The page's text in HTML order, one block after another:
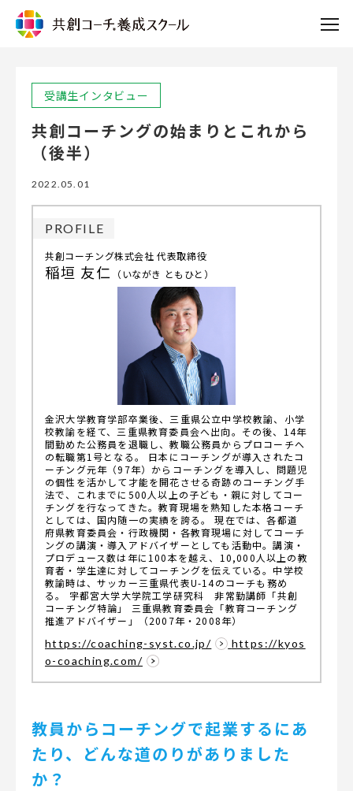
受講生インタビュー
共創コーチングの始まりとこれから
（後半）
2022.05.01
PROFILE
共創コーチング株式会社 代表取締役
稲垣 友仁 （いながき ともひと）
金沢大学教育学部卒業後、三重県公立中学校教諭、小学
校教諭を経て、三重県教育委員会へ出向。その後、14年
間勤めた公務員を退職し、教職公務員からプロコーチへ
の転職第1号となる。
日本にコーチングが導入されたコ
ーチング元年（97年）からコーチングを導入し、問題児
の個性を活かして才能を開花させる奇跡のコーチング手
法で、これまでに500人以上の子ども・親に対してコー
チングを行なってきた。教育現場を熟知した本格コーチ
としては、国内随一の実績を誇る。
現在では、各都道
府県教育委員会・行政機関・各教育現場に対してコーチ
ングの講演・導入アドバイザーとしても活動中。講演・
プロデュース数は年に100本を越え、10,000人以上の教
育者・学生達に対してコーチングを伝えている。中学校
教諭時は、サッカー三重県代表U-14のコーチも務め
る。
宇都宮大学大学院工学研究科 非常勤講師「共創
コーチング特論」
三重県教育委員会「教育コーチング
推進アドバイザー」（2007年・2008年）
https://coaching-syst.co.jp/
https://kyos
o-coaching.com/
教員からコーチングで起業するにあ
たり、どんな道のりがありました
か？